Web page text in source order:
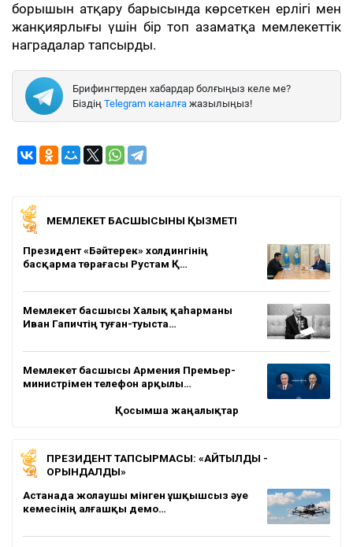
борышын атқару барысында көрсеткен ерлігі мен
жанқиярлығы үшін бір топ азаматқа мемлекеттік
наградалар тапсырды.
Брифингтерден хабардар болғыңыз келе ме?
Біздің Telegram каналға жазылыңыз!
МЕМЛЕКЕТ БАСШЫСЫНЫҢ ҚЫЗМЕТІ
Президент «Бәйтерек» холдингінің
басқарма төрағасы Рустам Қ…
Мемлекет басшысы Халық қаһарманы
Иван Гапичтің туған-туыста…
Мемлекет басшысы Армения Премьер-
министрімен телефон арқылы…
Қосымша жаңалықтар
ПРЕЗИДЕНТ ТАПСЫРМАСЫ: «АЙТЫЛДЫ -
ОРЫНДАЛДЫ»
Астанада жолаушы мінген ұшқышсыз әуе
кемесінің алғашқы демо…